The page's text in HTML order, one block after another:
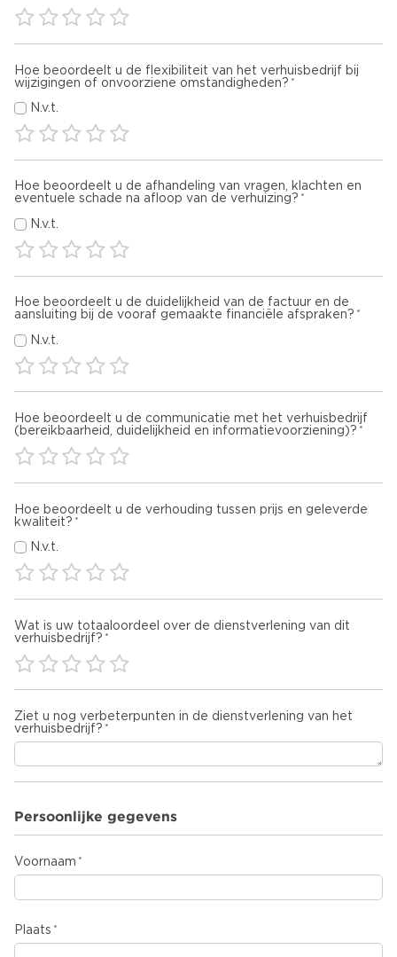
Hoe beoordeelt u de flexibiliteit van het verhuisbedrijf bij
wijzigingen of onvoorziene omstandigheden?
N.v.t.
Hoe beoordeelt u de afhandeling van vragen, klachten en
eventuele schade na afloop van de verhuizing?
N.v.t.
Hoe beoordeelt u de duidelijkheid van de factuur en de
aansluiting bij de vooraf gemaakte financiële afspraken?
N.v.t.
Hoe beoordeelt u de communicatie met het verhuisbedrijf
(bereikbaarheid, duidelijkheid en informatievoorziening)?
Hoe beoordeelt u de verhouding tussen prijs en geleverde
kwaliteit?
N.v.t.
Wat is uw totaaloordeel over de dienstverlening van dit
verhuisbedrijf?
Ziet u nog verbeterpunten in de dienstverlening van het
verhuisbedrijf?
Persoonlijke gegevens
Voornaam
Plaats